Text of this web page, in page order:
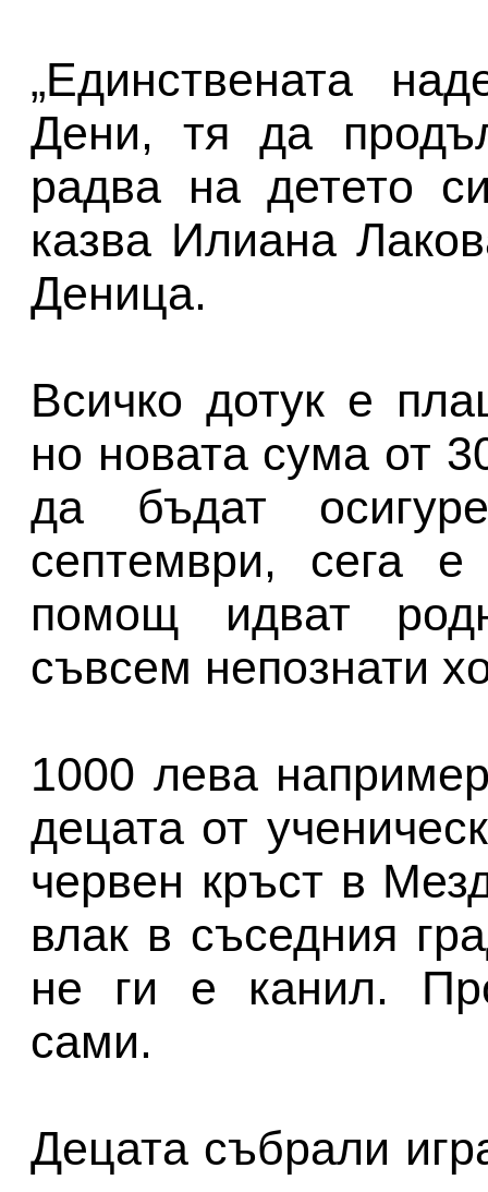
„Единствената
Дени, тя да
радва на детето
казва Илиана
Деница.
Всичко дотук е
но новата сума от
да бъдат
септември, сега
помощ идват
съвсем непознати
1000 лева
децата от
червен кръст в
влак в съседния
не ги е канил.
сами.
Децата събрали